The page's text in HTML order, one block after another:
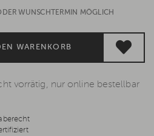
WUNSCHTERMIN MÖGLICH
WARENKORB
vorrätig, nur online bestellbar